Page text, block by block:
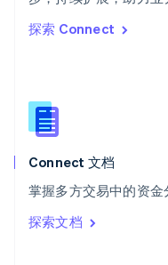
探索 Connect
Connect 文档
掌握多方交易中的资
探索文档
English
西班牙
新西兰
English
匈牙利
English
ItalianoEnglish
印度
English